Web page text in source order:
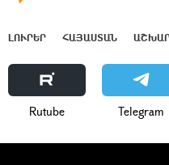
ԼՈՒՐԵՐ ՀԱՅԱՍՏԱՆ
Rutube Telegram